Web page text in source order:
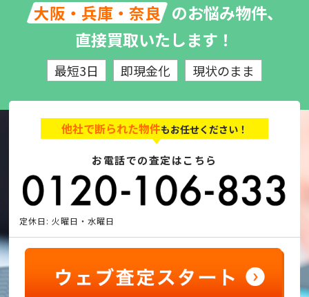
大阪・兵庫・奈良 のお悩み物件、
直接買取いたします！
最短3日 即現金化 現状のまま
他社で断られた物件もお任せください！
お電話での査定はこちら
定休日: 火曜日・水曜日